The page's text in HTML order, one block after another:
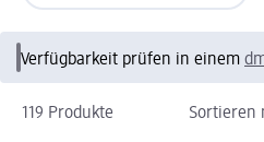
Verfügbarkeit prüfen in einem
119 Produkte Sortieren